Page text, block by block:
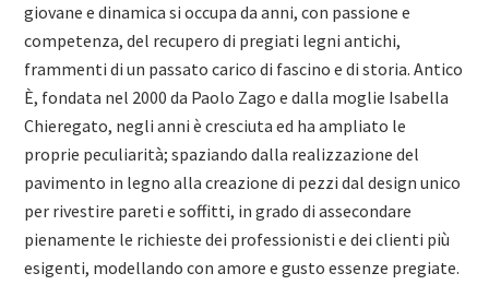
giovane e dinamica si occupa da anni, con passione e
competenza, del recupero di pregiati legni antichi,
frammenti di un passato carico di fascino e di storia. Antico
È, fondata nel 2000 da Paolo Zago e dalla moglie Isabella
Chieregato, negli anni è cresciuta ed ha ampliato le
proprie peculiarità; spaziando dalla realizzazione del
pavimento in legno alla creazione di pezzi dal design unico
per rivestire pareti e soffitti, in grado di assecondare
pienamente le richieste dei professionisti e dei clienti più
esigenti, modellando con amore e gusto essenze pregiate.